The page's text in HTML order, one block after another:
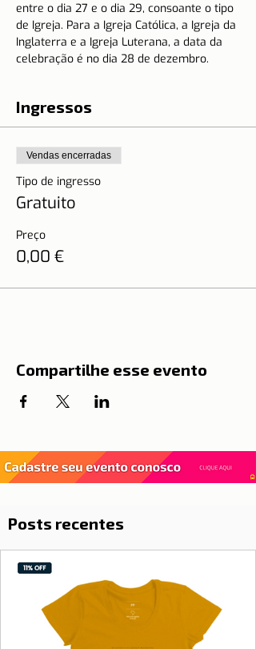
entre o dia 27 e o dia 29, consoante o tipo
de Igreja. Para a Igreja Católica, a Igreja da
Inglaterra e a Igreja Luterana, a data da
celebração é no dia 28 de dezembro.
Ingressos
Vendas encerradas
Tipo de ingresso
Gratuito
Preço
0,00 €
Compartilhe esse evento
Posts recentes